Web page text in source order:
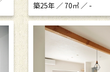
築25年 ／ 70㎡ ／ -